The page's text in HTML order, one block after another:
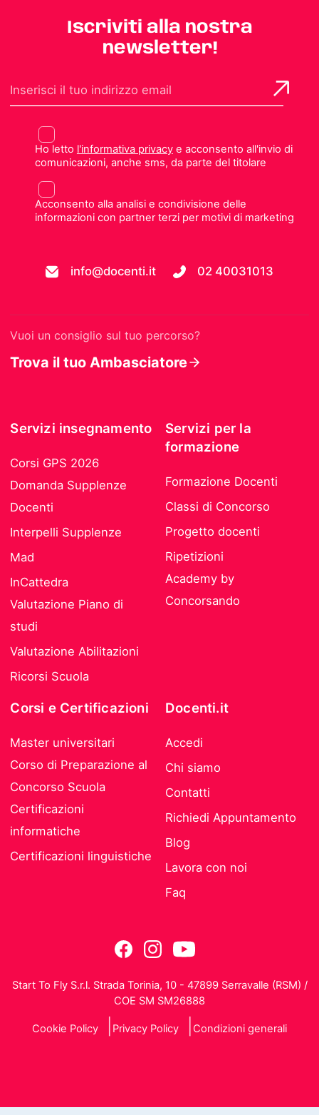
Iscriviti alla nostra
newsletter!
Ho letto l'informativa privacye acconsento all'invio di
comunicazioni, anche sms, da parte del titolare
Acconsento alla analisi e condivisione delle
informazioni con partner terzi per motivi di marketing
info@docenti.it 02 40031013
Vuoi un consiglio sul tuo percorso?
Trova il tuo Ambasciatore
Servizi insegnamento
Corsi GPS 2026
Domanda Supplenze
Docenti
Interpelli Supplenze
Mad
InCattedra
Valutazione Piano di
studi
Valutazione Abilitazioni
Ricorsi Scuola
Servizi per la
formazione
Formazione Docenti
Classi di Concorso
Progetto docenti
Ripetizioni
Academy by
Concorsando
Corsi e Certificazioni
Master universitari
Corso di Preparazione al
Concorso Scuola
Certificazioni
informatiche
Certificazioni linguistiche
Docenti.it
Accedi
Chi siamo
Contatti
Richiedi Appuntamento
Blog
Lavora con noi
Faq
Start To Fly S.r.l. Strada Torinia, 10 - 47899 Serravalle (RSM) /
COE SM SM26888
Cookie Policy Privacy Policy Condizioni generali